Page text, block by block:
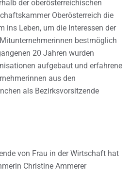
der oberösterreichischen
Oberösterreich die
ins Leben, um die Interessen der
bestmöglich
20 Jahren wurden
aufgebaut und erfahrene
aus den
als Bezirksvorsitzende
von Frau in der Wirtschaft hat
Christine Ammerer